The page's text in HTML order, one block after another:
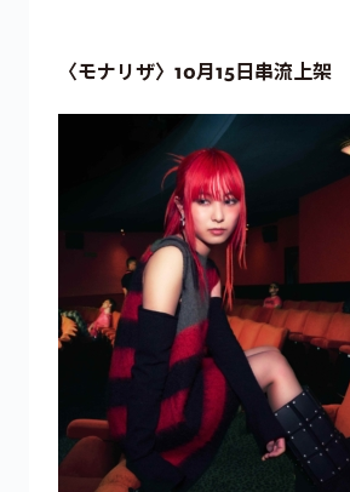
〈モナリザ〉10月15日串流上架